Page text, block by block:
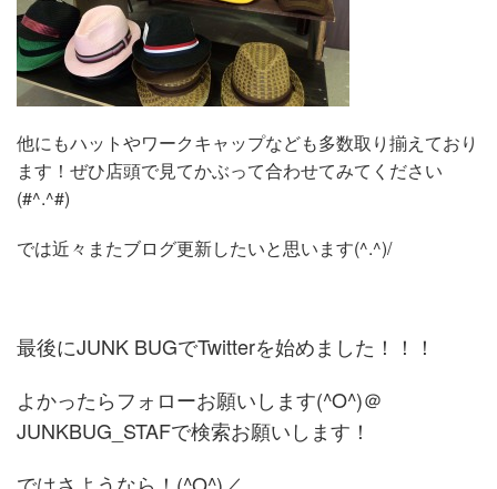
他にもハットやワークキャップなども多数取り揃えており
ます！ぜひ店頭で見てかぶって合わせてみてください
(#^.^#)
では近々またブログ更新したいと思います(^.^)/
最後にJUNK BUGでTwitterを始めました！！！
よかったらフォローお願いします(^O^)＠
JUNKBUG_STAFで検索お願いします！